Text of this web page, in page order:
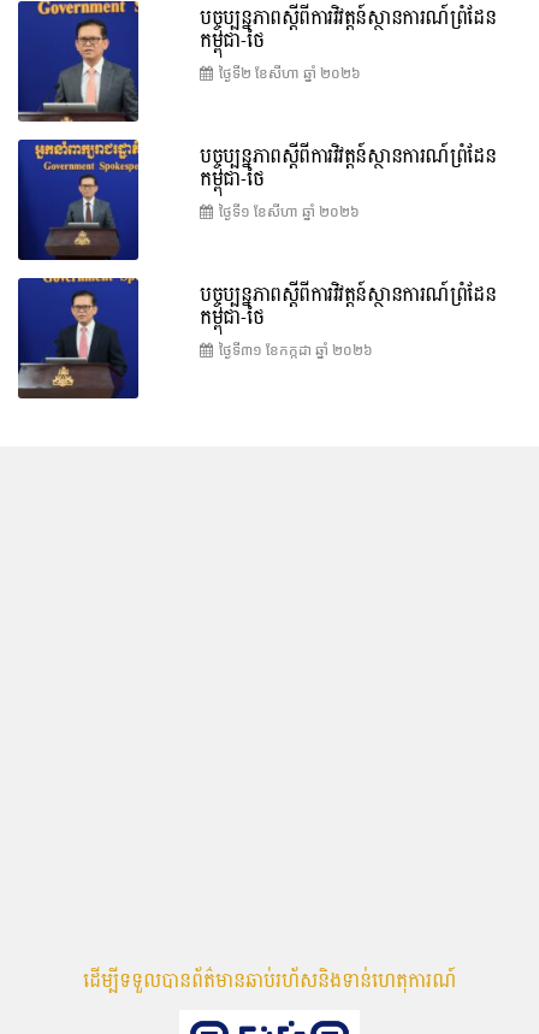
បច្ចុប្បន្នភាពស្ដីពីការវិវត្តន៍ស្ថានការណ៍ព្រំដែន
កម្ពុជា-ថៃ
ថ្ងៃទី២ ខែ​សីហា ឆ្នាំ ២០២៦
បច្ចុប្បន្នភាពស្ដីពីការវិវត្តន៍ស្ថានការណ៍ព្រំដែន
កម្ពុជា-ថៃ
ថ្ងៃទី១ ខែ​សីហា ឆ្នាំ ២០២៦
បច្ចុប្បន្នភាពស្ដីពីការវិវត្តន៍ស្ថានការណ៍ព្រំដែន
កម្ពុជា-ថៃ
ថ្ងៃទី៣១ ខែ​កក្កដា ឆ្នាំ ២០២៦
ដើម្បីទទួលបានព័ត៌មានឆាប់រហ័សនិងទាន់ហេតុការណ៍